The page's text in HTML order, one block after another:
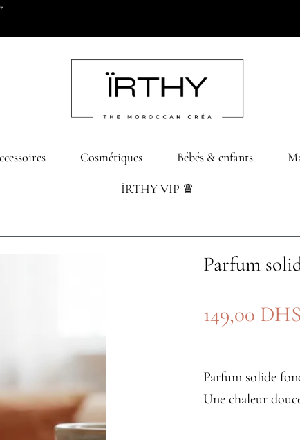
d’achats
Cosmétiques Bébés & enfants
ÏRTHY VIP ♛
Parfum
149,00 DHS
Parfum solide
Une chaleur